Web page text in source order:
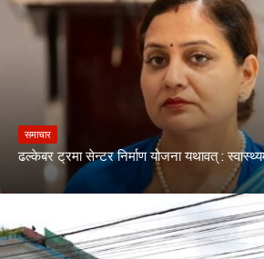
समाचार
ढल्केबर ट्रमा सेन्टर निर्माण योजना यथावत् :